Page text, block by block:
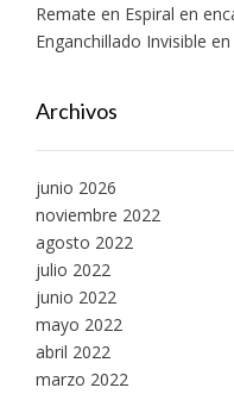
Remate en Espiral en
Enganchillado Invisible
Archivos
junio 2026
noviembre 2022
agosto 2022
julio 2022
junio 2022
mayo 2022
abril 2022
marzo 2022